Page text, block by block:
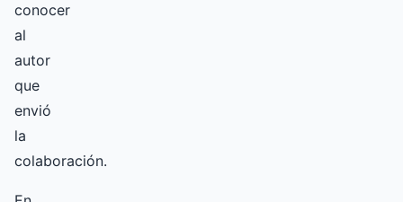
conocer
al
autor
que
envió
la
colaboración.